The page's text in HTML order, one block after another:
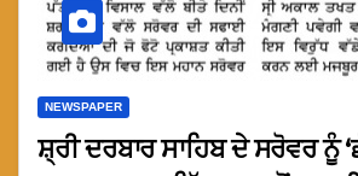
NEWSPAPER
ਸ਼੍ਰੀ ਦਰਬਾਰ ਸਾਹਿਬ ਦੇ ਸਰੋਵਰ ਨੂੰ